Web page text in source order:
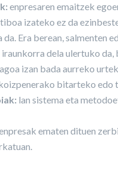
enpresaren emaitzek
izateko ez da
Era berean, salmenten
dela ulertuko
izan bada aurreko
bitarteko edo
lan sistema eta
ematen dituen